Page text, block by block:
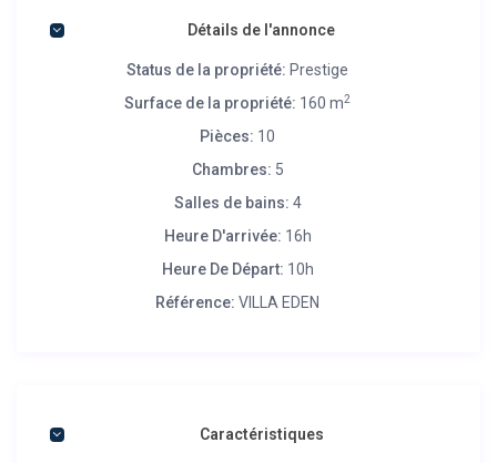
Détails de l'annonce
Status de la propriété: Prestige
Surface de la propriété: 160 m2
Pièces: 10
Chambres: 5
Salles de bains: 4
Heure D'arrivée: 16h
Heure De Départ: 10h
Référence: VILLA EDEN
Caractéristiques